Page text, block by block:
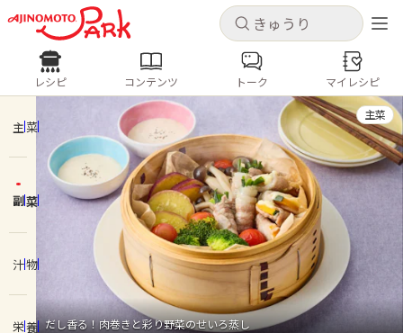
キャンセル
ログインするとレシピを保存できます
ログイン 新規登録
ホーム
コンテンツ
レシピ
キャンセル
レシピ コンテンツ
人気の食材・レシピ
きゅうり なす トマト
とうもろこし
ピーマン
みょうが ゴーヤ
レシピ コンテンツ トーク マイレシピ
主菜
副菜
汁物
栄養 だし香る！肉巻きと彩り野菜のせいろ蒸し
主菜